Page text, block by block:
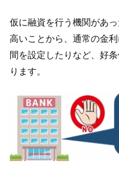
仮に融資を行う機関があ
高いことから、通常の金
間を設定したりなど、好
ります。